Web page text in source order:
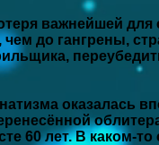
важнейшей для
до гангрены,
оказалась
60 лет. В каком-